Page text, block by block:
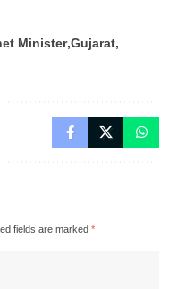
Minister Gujarat
fields are marked *